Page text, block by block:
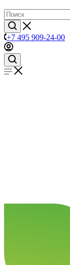
+7 495 909-24-00